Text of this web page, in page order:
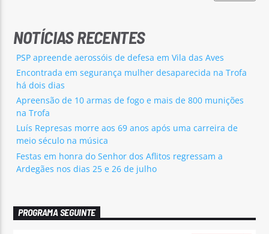
NOTÍCIAS RECENTES
PSP apreende aerossóis de defesa em Vila das Aves
Encontrada em segurança mulher desaparecida na Trofa
há dois dias
Apreensão de 10 armas de fogo e mais de 800 munições
na Trofa
Luís Represas morre aos 69 anos após uma carreira de
meio século na música
Festas em honra do Senhor dos Aflitos regressam a
Ardegães nos dias 25 e 26 de julho
PROGRAMA SEGUINTE